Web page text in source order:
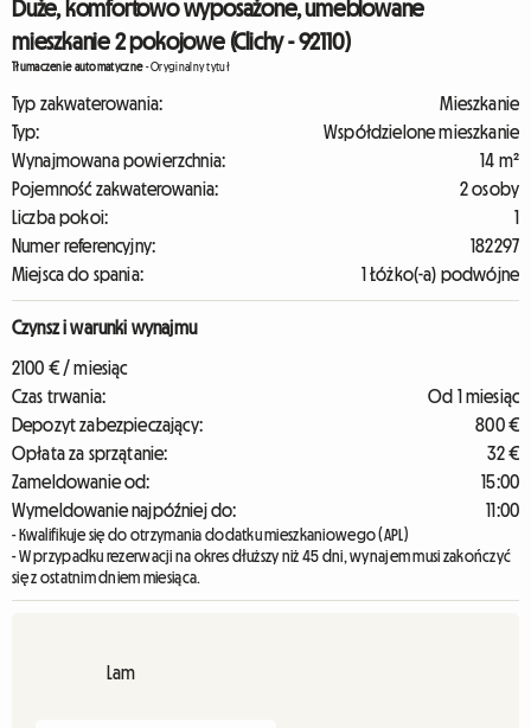
Duże, komfortowo wyposażone, umeblowane
mieszkanie 2 pokojowe (Clichy - 92110)
Tłumaczenie automatyczne-Oryginalny tytuł
Typ zakwaterowania:
Mieszkanie
Typ:
Współdzielone mieszkanie
Wynajmowana powierzchnia:
14 m²
Pojemność zakwaterowania:
2 osoby
Liczba pokoi:
1
Numer referencyjny:
182297
Miejsca do spania:
1 Łóżko(-a) podwójne
Czynsz i warunki wynajmu
2100 € / miesiąc
Czas trwania:
Od 1 miesiąc
Depozyt zabezpieczający:
800 €
Opłata za sprzątanie:
32 €
Zameldowanie od:
15:00
Wymeldowanie najpóźniej do:
11:00
- Kwalifikuje się do otrzymania dodatku mieszkaniowego (APL)
- W przypadku rezerwacji na okres dłuższy niż 45 dni, wynajem musi zakończyć
się z ostatnim dniem miesiąca.
Lam